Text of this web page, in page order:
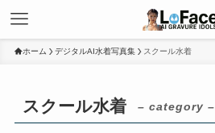
ホーム デジタルAI水着写真集 スクール水着
スクール水着 – category –